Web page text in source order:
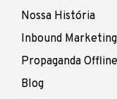
Nossa História
Inbound Marketing
Propaganda Offline
Blog